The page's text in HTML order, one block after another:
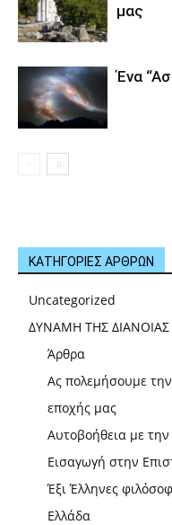
μας
Ένα
ΚΑΤΗΓΟΡΙΕΣ ΑΡΘΡΩΝ
Uncategorized
ΔΥΝΑΜΗ ΤΗΣ ΔΙΑΝΟΙΑΣ
Άρθρα
Ας πολεμήσουμε
εποχής μας
Αυτοβοήθεια με
Εισαγωγή στην
Έξι Έλληνες
Ελλάδα